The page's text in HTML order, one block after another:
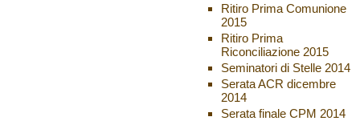
Ritiro Prima Comunione
2015
Ritiro Prima
Riconciliazione 2015
Seminatori di Stelle 2014
Serata ACR dicembre
2014
Serata finale CPM 2014